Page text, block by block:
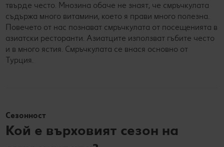
твърде често. Мнозина обаче не знаят, че смръчкулата
съдържа много витамини, което я прави много полезна.
Повечето от нас познават смръчкулата от посещенията в
азиатски ресторанти. Азиатците използват гъбите често
и в много ястия. Смръчкулата се внася основно от
Турция.
Сезонност
Кой е върховият сезон на